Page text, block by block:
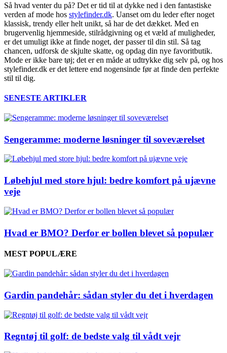
Så hvad venter du på? Det er tid til at dykke ned i den fantastiske
verden af mode hos stylefinder.dk. Uanset om du leder efter noget
klassisk, trendy eller helt unikt, så har de det dækket. Med en
brugervenlig hjemmeside, stilrådgivning og et væld af muligheder,
er det umuligt ikke at finde noget, der passer til din stil. Så tag
chancen, udforsk de skjulte skatte, og opdag din nye favoritbutik.
Mode er ikke bare tøj; det er en måde at udtrykke dig selv på, og hos
stylefinder.dk er det lettere end nogensinde før at finde den perfekte
stil til dig.
SENESTE ARTIKLER
Sengeramme: moderne løsninger til soveværelset
Løbehjul med store hjul: bedre komfort på ujævne
veje
Hvad er BMO? Derfor er bollen blevet så populær
MEST POPULÆRE
Gardin pandehår: sådan styler du det i hverdagen
Regntøj til golf: de bedste valg til vådt vejr